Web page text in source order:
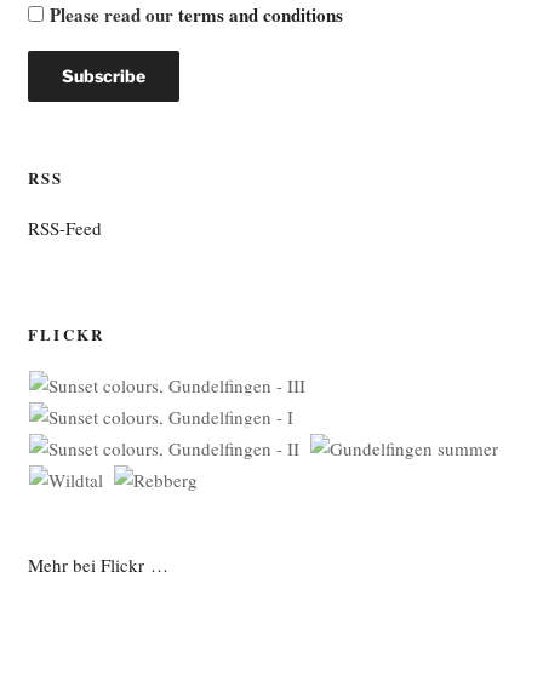
Please read ourterms and conditions
RSS
RSS-Feed
FLICKR
Mehr bei Flickr …